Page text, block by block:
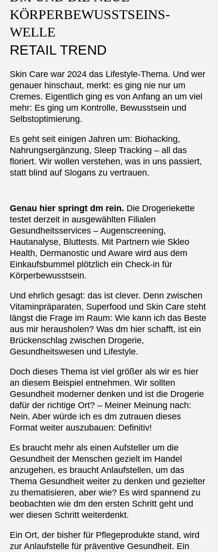
KÖRPERBEWUSSTSEINS-
WELLE
RETAIL TREND
Skin Care war 2024 das Lifestyle-Thema. Und wer
genauer hinschaut, merkt: es ging nie nur um
Cremes. Eigentlich ging es von Anfang an um viel
mehr: Es ging um Kontrolle, Bewusstsein und
Selbstoptimierung.
Es geht seit einigen Jahren um: Biohacking,
Nahrungsergänzung, Sleep Tracking – all das
floriert. Wir wollen verstehen, was in uns passiert,
statt blind auf Slogans zu vertrauen.
Genau hier springt dm rein. Die Drogeriekette
testet derzeit in ausgewählten Filialen
Gesundheitsservices – Augenscreening,
Hautanalyse, Bluttests. Mit Partnern wie Skleo
Health, Dermanostic und Aware wird aus dem
Einkaufsbummel plötzlich ein Check-in für
Körperbewusstsein.
Und ehrlich gesagt: das ist clever. Denn zwischen
Vitaminpräparaten, Superfood und Skin Care steht
längst die Frage im Raum: Wie kann ich das Beste
aus mir herausholen? Was dm hier schafft, ist ein
Brückenschlag zwischen Drogerie,
Gesundheitswesen und Lifestyle.
Doch dieses Thema ist viel größer als wir es hier
an diesem Beispiel entnehmen. Wir sollten
Gesundheit moderner denken und ist die Drogerie
dafür der richtige Ort? – Meiner Meinung nach:
Nein. Aber würde ich es dm zutrauen dieses
Format weiter auszubauen: Definitiv!
Es braucht mehr als einen Aufsteller um die
Gesundheit der Menschen gezielt im Handel
anzugehen, es braucht Anlaufstellen, um das
Thema Gesundheit weiter zu denken und gezielter
zu thematisieren, aber wie? Es wird spannend zu
beobachten wie dm den ersten Schritt geht und
wer diesen Schritt weiterdenkt.
Ein Ort, der bisher für Pflegeprodukte stand, wird
zur Anlaufstelle für präventive Gesundheit. Ein